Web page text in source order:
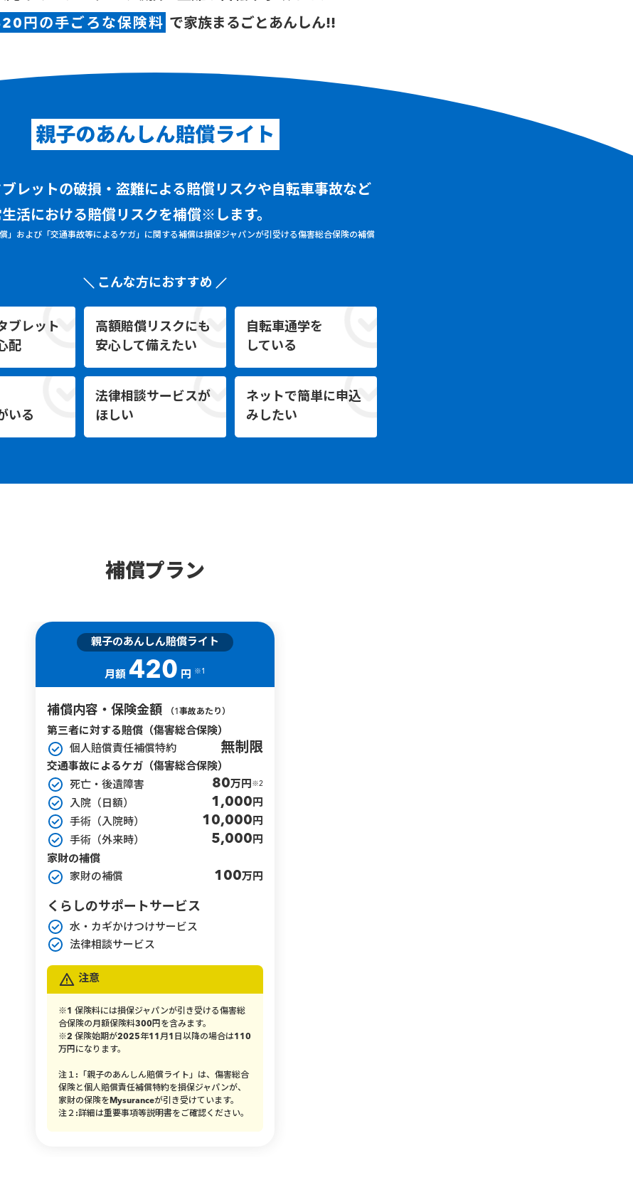
円の手ごろな保険料 で家族まるごとあんしん!!
レットの破損・盗難による賠償リスクや自転車事故など
活における賠償リスクを補償※します。
」および「交通事故等によるケガ」に関する補償は損保ジャパンが引受ける傷害総合保険の補償
こんな方におすすめ
ブレット
配
高額賠償リスクにも
安心して備えたい
自転車通学を
している
いる
法律相談サービスが
ほしい
ネットで簡単に申込
みしたい
補償プラン
親子のあんしん賠償ライト
月額 420 円 ※1
補償内容・保険金額 （1事故あたり）
第三者に対する賠償（傷害総合保険）
個人賠償責任補償特約
無制限
交通事故によるケガ（傷害総合保険）
死亡・後遺障害
80万円 ※2
入院（日額） 1,000 円
手術（入院時）
10,000 円
手術（外来時）
5,000 円
家財の補償
家財の補償
100万円
くらしのサポートサービス
水・カギかけつけサービス
法律相談サービス
注意
※1 保険料には損保ジャパンが引き受ける傷害総
合保険の月額保険料300円を含みます。
※2 保険始期が2025年11月1日以降の場合は110
万円になります。
注１:「親子のあんしん賠償ライト」は、傷害総合
保険と個人賠償責任補償特約を損保ジャパンが、
家財の保険をMysuranceが引き受けています。
注２:詳細は重要事項等説明書をご確認ください。